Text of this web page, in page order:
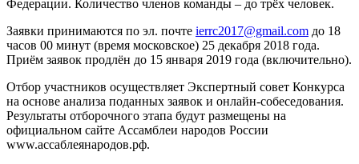
Федерации. Количество членов команды – до трёх человек.
Заявки принимаются по эл. почте ierrc2017@gmail.com до 18
часов 00 минут (время московское) 25 декабря 2018 года.
Приём заявок продлён до 15 января 2019 года (включительно).
Отбор участников осуществляет Экспертный совет Конкурса
на основе анализа поданных заявок и онлайн-собеседования.
Результаты отборочного этапа будут размещены на
официальном сайте Ассамблеи народов России
www.ассаблеянародов.рф.